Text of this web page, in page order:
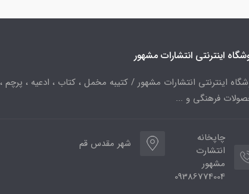
اینترنتی انتشارات مشهور
اینترنتی انتشارات مشهور / کتیبه مخمل ، کتاب ، ادعیه ، پرچم ،
فرهنگی و ...
چاپخانه
انتشارت
مشهور
09386774004
شهر مقدس قم